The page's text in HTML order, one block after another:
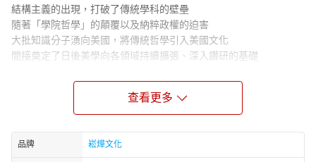
結構主義的出現，打破了傳統學科的壁壘
隨著「學院哲學」的顛覆以及納粹政權的迫害
大批知識分子湧向美國，將傳統哲學引入美國文化
間接奠定了日後美學向各領域持續擴張、深入鑽研的基礎
且看各大名家如何拓展美學研究，為「美」注入新時代的力量！
在史萊馬赫、狄爾泰、康德等人的努力下，解釋學漸與哲學相結
合，並應用在對藝術的研究上；而海德格又進一步以存在論、現象
查看更多
品牌 崧燁文化